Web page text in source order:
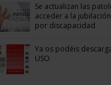
Se actualizan las
acceder a la
por discapacidad
Ya os podéis
USO